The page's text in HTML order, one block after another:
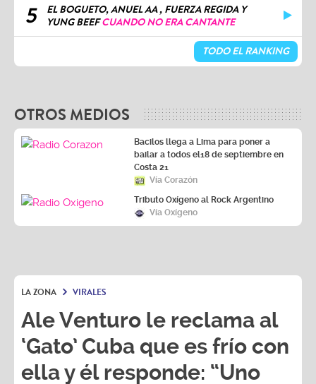
5
EL BOGUETO, ANUEL AA , FUERZA REGIDA Y
YUNG BEEFCUANDO NO ERA CANTANTE
TODO EL RANKING
Bacilos llega a Lima para poner a
bailar a todos el18 de septiembre en
Costa 21
Vía Corazón
Tributo Oxígeno al Rock Argentino
Vía Oxígeno
Ale Venturo le reclama al
‘Gato’ Cuba que es frío con
ella y él responde: “Uno
tiene golpes en la vida...”